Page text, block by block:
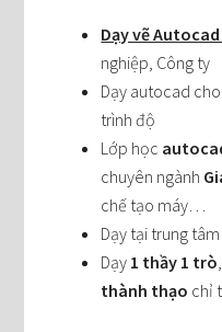
Dạy vẽ
nghiệp, Công ty
Dạy autocad
trình độ
Lớp học
chuyên ngành
chế tạo máy…
Dạy tại trung
Dạy 1 thầy 1 trò
thành thạo chỉ